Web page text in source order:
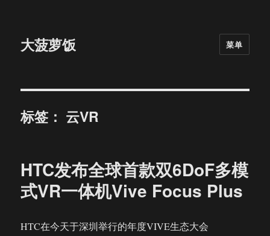
大菠萝饭 菜单
标签： 云VR
HTC发布全球首款双6DoF多模
式VR一体机Vive Focus Plus
HTC在今天于深圳举行的年度VIVE生态大会